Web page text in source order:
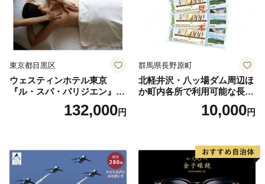
東京都目黒区
ウェスティンホテル東京
『ル・スパ・パリジエン』選
べるボディセラピー90分/1名
132,000円
群馬県長野原町
北軽井沢・八ッ場ダム周辺ほ
か町内各所で利用可能な長野
原町ふるさと感謝券（3,000
円分）【トラベル 観光 旅行
10,000円